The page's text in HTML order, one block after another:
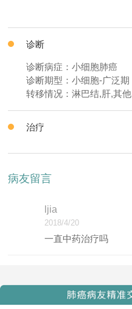
诊断
诊断病症：小细胞肺癌
诊断期型：小细胞-广泛期
转移情况：淋巴结,肝,其他
治疗
病友留言
ljia
2018/4/20
一直中药治疗吗